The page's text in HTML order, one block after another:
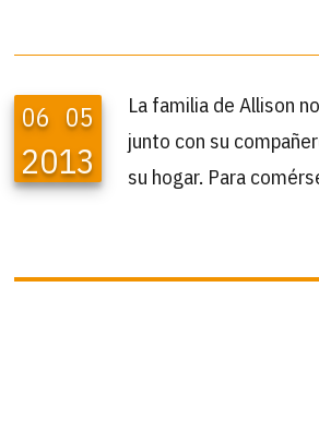
06 05
2013
La familia de Allison
junto con su
su hogar. Para